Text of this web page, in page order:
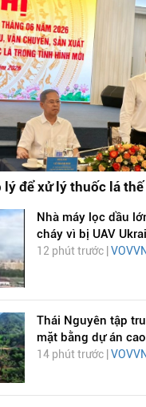
lý để xử lý thuốc lá
Nhà máy lọc dầu
cháy vì bị UAV
12 phút trước | VOVVN
Thái Nguyên tập
mặt bằng dự án
14 phút trước | VOVVN